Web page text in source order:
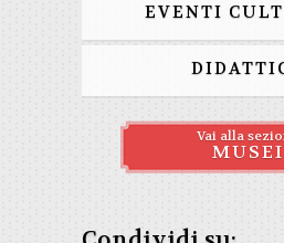
EVENTI
Vai alla
MUSEI